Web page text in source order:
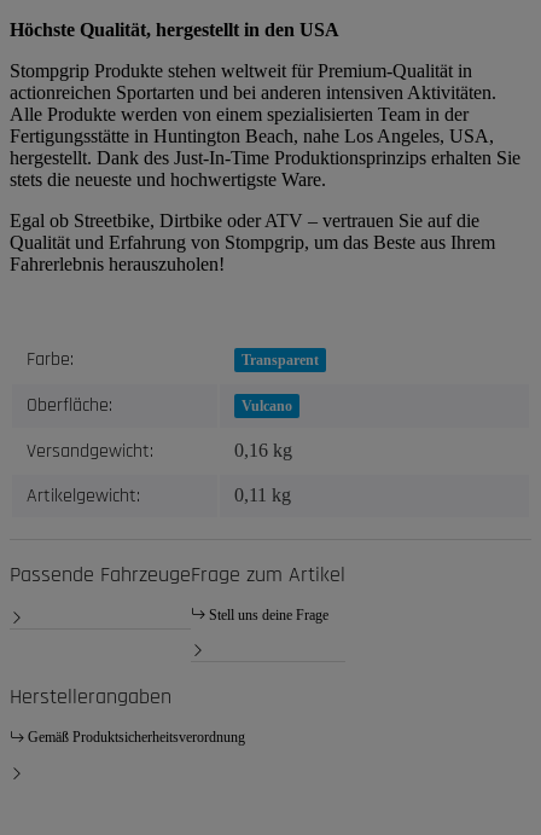
Höchste Qualität, hergestellt in den USA
Stompgrip Produkte stehen weltweit für Premium-Qualität in
actionreichen Sportarten und bei anderen intensiven Aktivitäten.
Alle Produkte werden von einem spezialisierten Team in der
Fertigungsstätte in Huntington Beach, nahe Los Angeles, USA,
hergestellt. Dank des Just-In-Time Produktionsprinzips erhalten Sie
stets die neueste und hochwertigste Ware.
Egal ob Streetbike, Dirtbike oder ATV – vertrauen Sie auf die
Qualität und Erfahrung von Stompgrip, um das Beste aus Ihrem
Fahrerlebnis herauszuholen!
Produkteigenschaft
Wert
Farbe: Transparent
Oberfläche: Vulcano
Versandgewicht: 0,16 kg
Artikelgewicht: 0,11 kg
Passende FahrzeugeFrage zum Artikel
Stell uns deine Frage
Herstellerangaben
Gemäß Produktsicherheitsverordnung